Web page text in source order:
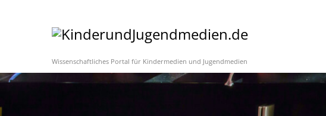
Wissenschaftliches Portal für Kindermedien und Jugendmedien